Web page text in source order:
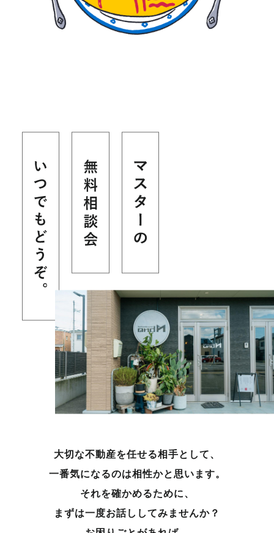
大切な不動産を任せる相手として、
一番気になるのは相性かと思います。
それを確かめるために、
まずは一度お話ししてみませんか？